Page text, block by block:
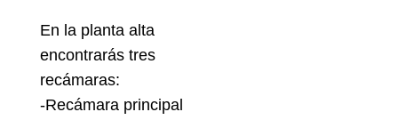
En la planta alta
encontrarás tres
recámaras:
-Recámara principal